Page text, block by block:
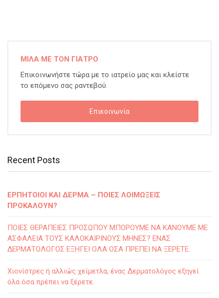
ΜΙΛΑ ΜΕ ΤΟΝ ΓΙΑΤΡΟ
Επικοινωνήστε τώρα με το ιατρείο μας και κλείστε
το επόμενο σας ραντεβού.
Επικοινωνία
Recent Posts
ΕΡΠΗΤΟΙΟΙ ΚΑΙ ΔΕΡΜΑ – ΠΟΙΕΣ ΛΟΙΜΩΞΕΙΣ
ΠΡΟΚΑΛΟΥΝ?
ΠΟΙΕΣ ΘΕΡΑΠΕΙΕΣ ΠΡΟΣΩΠΟΥ ΜΠΟΡΟΥΜΕ ΝΑ ΚΑΝΟΥΜΕ ΜΕ
ΑΣΦΑΛΕΙΑ ΤΟΥΣ ΚΑΛΟΚΑΙΡΙΝΟΥΣ ΜΗΝΕΣ? ΕΝΑΣ
ΔΕΡΜΑΤΟΛΟΓΟΣ ΕΞΗΓΕΙ ΟΛΑ ΟΣΑ ΠΡΕΠΕΙ ΝΑ ΞΕΡΕΤΕ.
Χιονίστρες ή αλλιώς χείμετλα, ένας Δερματολόγος εξηγεί
όλα όσα πρέπει να ξέρετε.